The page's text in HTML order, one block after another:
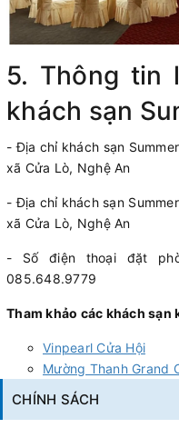
5. Thông tin
khách sạn
- Địa chỉ khách sạn
xã Cửa Lò, Nghệ An
- Địa chỉ khách sạn
xã Cửa Lò, Nghệ An
-
Số điện thoại đặt
085.648.9779
Tham khảo các khách sạn
Vinpearl Cửa Hội
Mường Thanh Grand
CHÍNH SÁCH